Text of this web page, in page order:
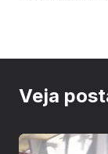
Veja